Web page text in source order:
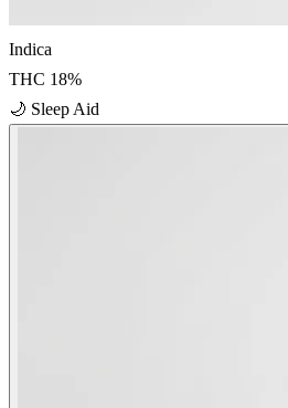
Indica
THC 18%
🌙 Sleep Aid